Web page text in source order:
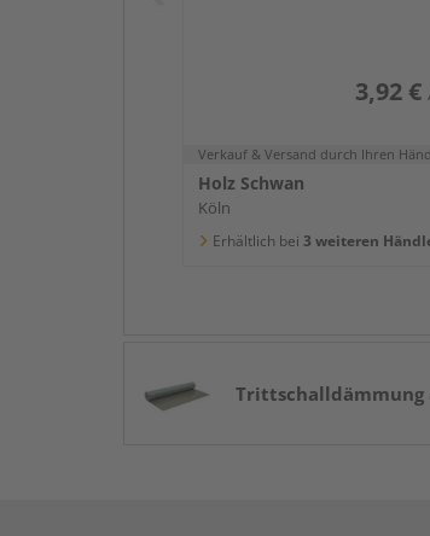
3,92 €
Verkauf & Versand durch Ihren
Holz Schwan
Köln
Erhältlich bei 3 weiteren
Trittschalldämmung